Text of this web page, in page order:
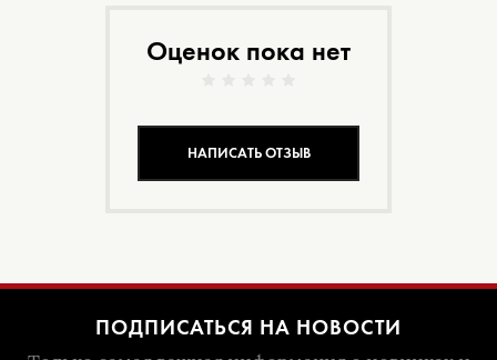
Оценок пока нет
НАПИСАТЬ ОТЗЫВ
ПОДПИСАТЬСЯ НА НОВОСТИ